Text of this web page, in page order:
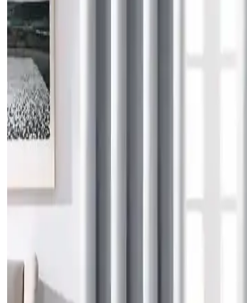
Maximalist ve Fantastik Bebek
Halı ve Perde Seçimi Rehberi
Maximalist bebek odası tasarımında halı
uyumu, desen dengesi, temizlik kolaylığı
önünde bulundurularak yapılmalıdır.
vantilatörleri tercih edilmelidir.
Duvara yakın büyük yatak odası
montajı sağlanabilir.
Modern Dağ Evlerinde Tavan